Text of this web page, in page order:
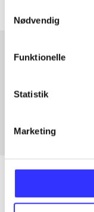
Nødvendig
Funktionelle
Statistik
Marketing
Fra